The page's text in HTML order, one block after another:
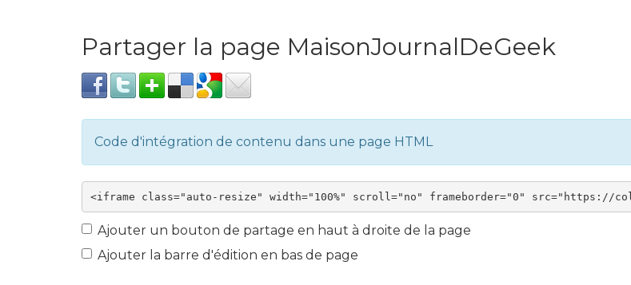
Partager la page MaisonJournalDeGeek
Code d'intégration de contenu dans une page HTML
Ajouter un bouton de partage en haut à droite de la page
Ajouter la barre d'édition en bas de page